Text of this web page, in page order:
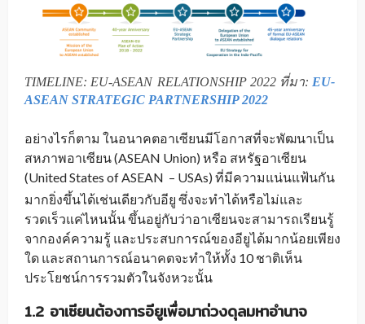
TIMELINE: EU-ASEAN RELATIONSHIP 2022 ที่มา: EU-
ASEAN STRATEGIC PARTNERSHIP 2022
อย่างไรก็ตาม ในอนาคตอาเซียนมีโอกาสที่จะพัฒนาเป็น
สหภาพอาเซียน (ASEAN Union) หรือ สหรัฐอาเซียน
(United States of ASEAN – USAs) ที่มีความแน่นแฟ้นกัน
มากยิ่งขึ้นได้เช่นเดียวกับอียู ซึ่งจะทำได้หรือไม่และ
รวดเร็วแค่ไหนนั้น ขึ้นอยู่กับว่าอาเซียนจะสามารถเรียนรู้
จากองค์ความรู้ และประสบการณ์ของอียูได้มากน้อยเพียง
ใด และสถานการณ์อนาคตจะทำให้ทั้ง 10 ชาติเห็น
ประโยชน์การรวมตัวในจังหวะนั้น
1.2 อาเซียนต้องการอียูเพื่อมาถ่วงดุลมหาอำนาจ